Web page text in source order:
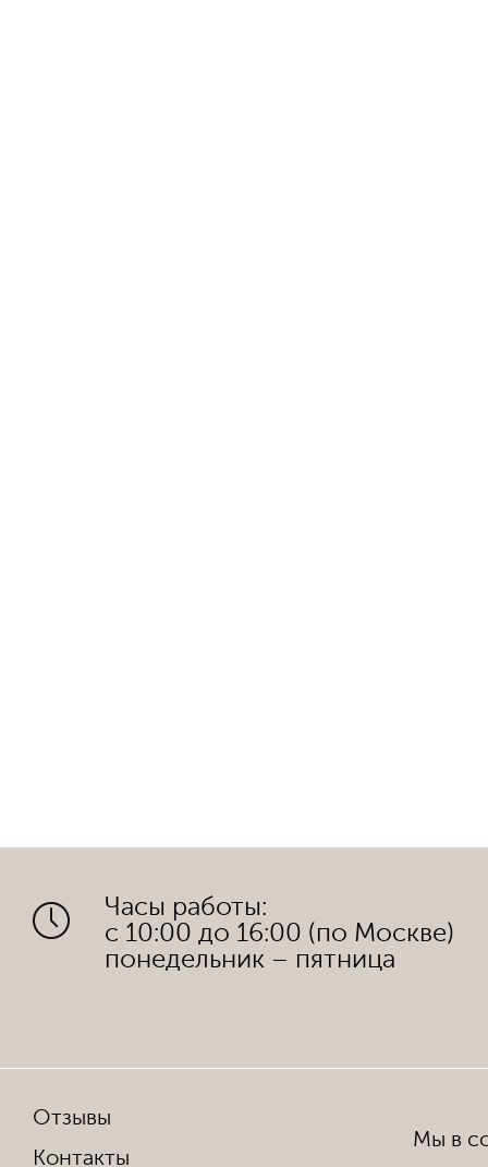
Часы работы:
с 10:00 до 16:00 (по Москве)
понедельник – пятница
Отзывы
Контакты
Мы в